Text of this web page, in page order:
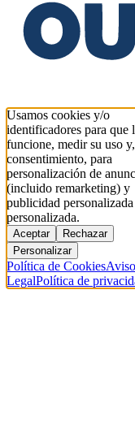
Usamos cookies y/o
identificadores para que
funcione, medir su uso
consentimiento, para
personalización de
(incluido remarketing) y
publicidad
personalizada.
Aceptar
Rechazar
Personalizar
Política de CookiesAviso
LegalPolítica de